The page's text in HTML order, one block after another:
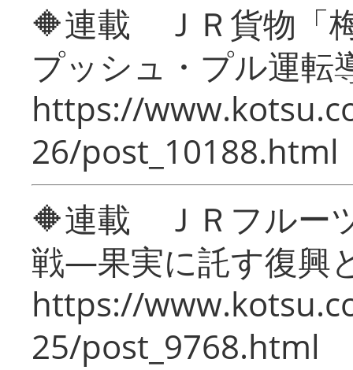
🔶連載 ＪＲ貨物「
プッシュ・プル運転
https://
26/post_10188.html
🔶連載 ＪＲフルー
戦―果実に託す復興
https://
25/post_9768.html